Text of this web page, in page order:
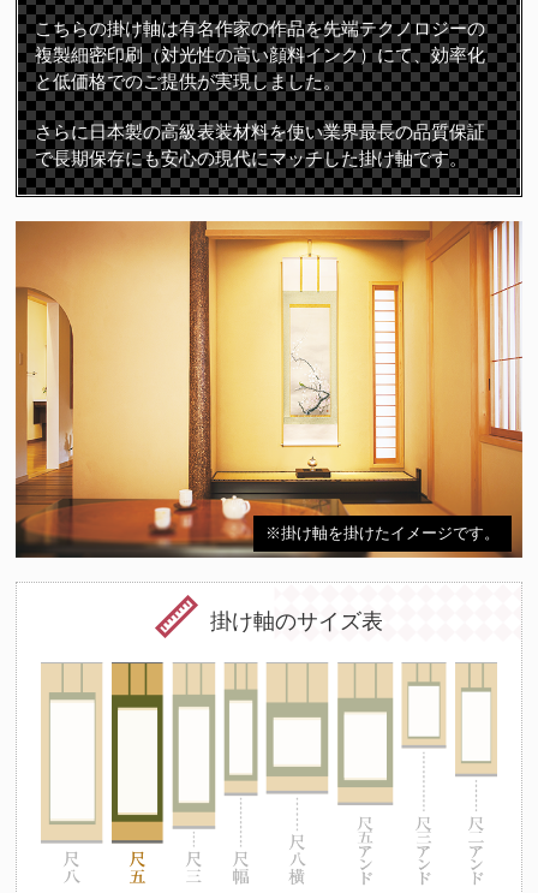
こちらの掛け軸は有名作家の作品を先端テクノロジーの
複製細密印刷（対光性の高い顔料インク）にて、効率化
と低価格でのご提供が実現しました。
さらに日本製の高級表装材料を使い業界最長の品質保証
で長期保存にも安心の現代にマッチした掛け軸です。
※掛け軸を掛けたイメージです。
掛け軸のサイズ表